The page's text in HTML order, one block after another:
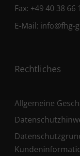
Fax: +49 40 38 66
E-Mail: info@fhg-
Rechtliches
Allgemeine